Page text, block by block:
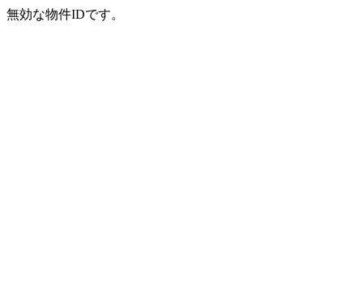
無効な物件IDです。